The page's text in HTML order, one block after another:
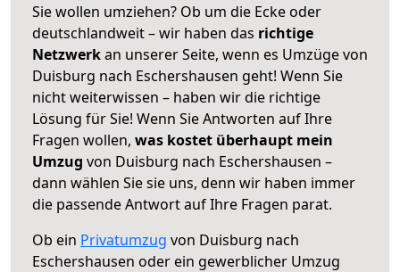
Sie wollen umziehen? Ob um die Ecke oder
deutschlandweit – wir haben das richtige
Netzwerkan unserer Seite, wenn es Umzüge von
Duisburg nach Eschershausen geht! Wenn Sie
nicht weiterwissen – haben wir die richtige
Lösung für Sie! Wenn Sie Antworten auf Ihre
Fragen wollen, was kostet überhaupt mein
Umzug von Duisburg nach Eschershausen –
dann wählen Sie sie uns, denn wir haben immer
die passende Antwort auf Ihre Fragen parat.
Ob ein Privatumzug von Duisburg nach
Eschershausen oder ein gewerblicher Umzug